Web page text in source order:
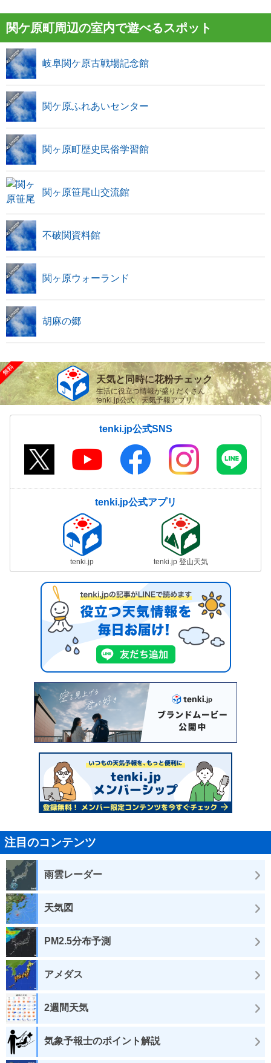
関ケ原町周辺の室内で遊べるスポット
岐阜関ケ原古戦場記念館
関ケ原ふれあいセンター
関ヶ原町歴史民俗学習館
関ヶ原笹尾山交流館
不破関資料館
関ヶ原ウォーランド
胡麻の郷
天気と同時に花粉チェック
生活に役立つ情報が盛りだくさん
tenki.jp公式 天気予報アプリ
tenki.jp公式SNS
tenki.jp公式アプリ
tenki.jp tenki.jp 登山天気
注目のコンテンツ
雨雲レーダー
天気図
PM2.5分布予測
アメダス
2週間天気
気象予報士のポイント解説